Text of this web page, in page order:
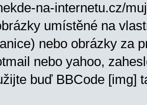
na-internetu.cz/
umístěné na
nebo obrázky za
nebo yahoo,
buď BBCode [img]